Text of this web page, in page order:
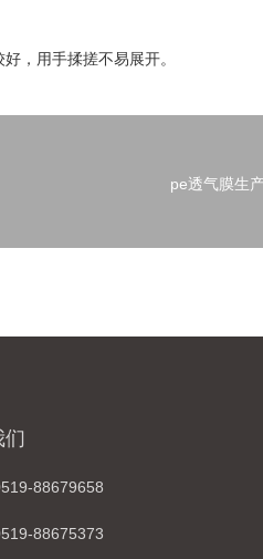
，用手揉搓不易展开。
pe透气膜生
们
88679658
88675373